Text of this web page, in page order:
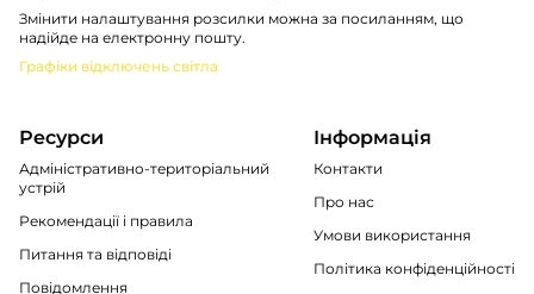
Змінити налаштування розсилки можна за посиланням, що
надійде на електронну пошту.
Графіки відключень світла
Ресурси
Адміністративно-територіальний
устрій
Рекомендації i правила
Питання та відповіді
Повідомлення
Інформація
Контакти
Про нас
Умови використання
Політика конфіденційності